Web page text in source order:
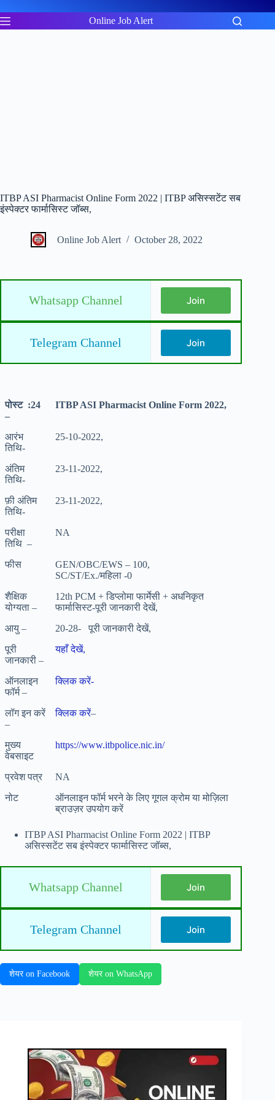
to
content
Online Job Alert
ITBP ASI Pharmacist Online Form 2022 | ITBP असिस्सटेंट सब
इंस्पेक्टर फार्मासिस्ट जॉब्स,
Online Job Alert October 28, 2022
Whatsapp Channel Join
Telegram Channel Join
पोस्ट :24
–
ITBP ASI Pharmacist Online Form 2022,
आरंभ
तिथि-
25-10-2022,
अंतिम
तिथि-
23-11-2022,
फ़ी अंतिम
तिथि-
23-11-2022,
परीक्षा
तिथि –
NA
फीस
GEN/OBC/EWS – 100,
SC/ST/Ex./महिला -0
शैक्षिक
योग्यता –
12th PCM + डिप्लोमा फार्मेसी + अधनिकृत
फार्मासिस्ट-पूरी जानकारी देखें,
आयु –
20-28- पूरी जानकारी देखें,
पूरी
जानकारी –
यहाँ देखें,
ऑनलाइन
फॉर्म –
क्लिक करें-
लॉग इन करें
–
क्लिक करें–
मुख्य
वेबसाइट
https://www.itbpolice.nic.in/
प्रवेश पत्र
NA
नोट
ऑनलाइन फॉर्म भरने के लिए गूगल क्रोम या मोज़िला
ब्राउज़र उपयोग करें
ITBP ASI Pharmacist Online Form 2022 | ITBP
असिस्सटेंट सब इंस्पेक्टर फार्मासिस्ट जॉब्स,
Whatsapp Channel Join
Telegram Channel Join
शेयर on Facebook शेयर on WhatsApp